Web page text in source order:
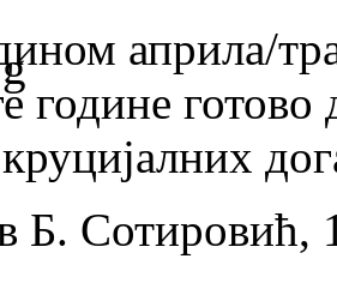
априла/
године
Б. Сотировић,